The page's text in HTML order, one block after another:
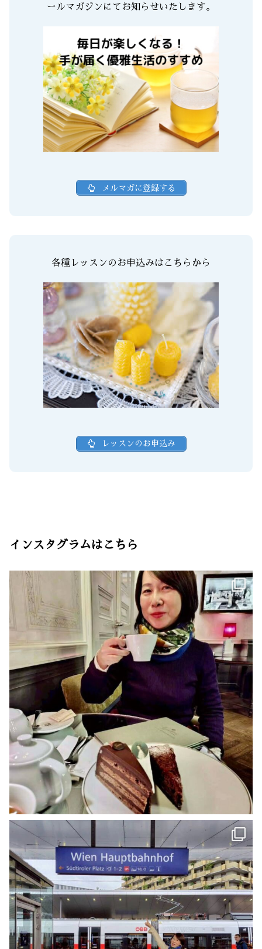
ールマガジンにてお知らせいたします。
メルマガに登録する
各種レッスンのお申込みはこちらから
レッスンのお申込み
インスタグラムはこちら